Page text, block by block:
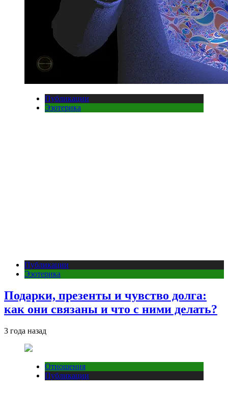
Публикации
Эзотерика
Публикации
Эзотерика
Подарки, презенты и чувство долга:
как они связаны и что с ними делать?
3 года назад
Отношения
Публикации